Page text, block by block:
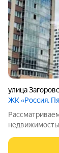
улица
ЖК «Россия.